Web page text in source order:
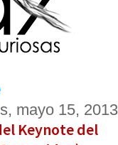
mayo 15, 2013
Keynote del